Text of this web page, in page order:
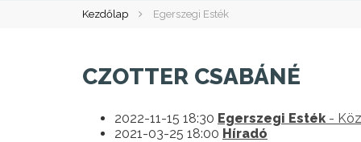
Kezdőlap Egerszegi Esték
CZOTTER CSABÁNÉ
2022-11-15 18:30 Egerszegi Esték -
2021-03-25 18:00 Híradó